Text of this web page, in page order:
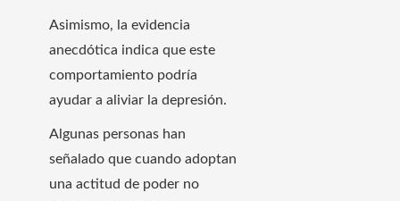
Asimismo, la evidencia
anecdótica indica que este
comportamiento podría
ayudar a aliviar la depresión.
Algunas personas han
señalado que cuando adoptan
una actitud de poder no